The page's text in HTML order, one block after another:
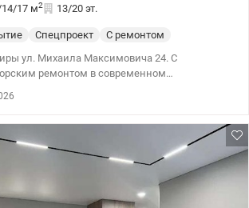
17 м2 13/20 эт.
Спецпроект
С ремонтом
ул. Михаила Максимовича 24. С
ремонтом в современном